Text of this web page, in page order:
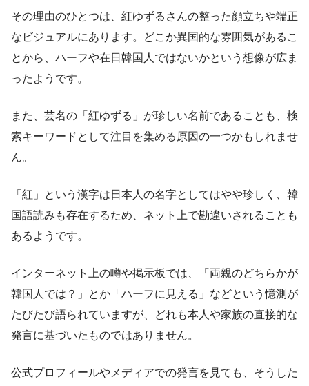
その理由のひとつは、紅ゆずるさんの整った顔立ちや端正
なビジュアルにあります。どこか異国的な雰囲気があるこ
とから、ハーフや在日韓国人ではないかという想像が広ま
ったようです。
また、芸名の「紅ゆずる」が珍しい名前であることも、検
索キーワードとして注目を集める原因の一つかもしれませ
ん。
「紅」という漢字は日本人の名字としてはやや珍しく、韓
国語読みも存在するため、ネット上で勘違いされることも
あるようです。
インターネット上の噂や掲示板では、「両親のどちらかが
韓国人では？」とか「ハーフに見える」などという憶測が
たびたび語られていますが、どれも本人や家族の直接的な
発言に基づいたものではありません。
公式プロフィールやメディアでの発言を見ても、そうした